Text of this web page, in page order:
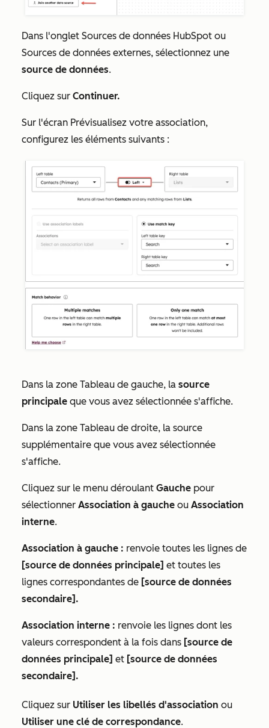
Dans l'onglet Sources de données HubSpot ou
Sources de données externes, sélectionnez une
source de données.
Cliquez sur Continuer.
Sur l'écran Prévisualisez votre association,
configurez les éléments suivants :
Dans la zone Tableau de gauche, la source
principale que vous avez sélectionnée s'affiche.
Dans la zone Tableau de droite, la source
supplémentaire que vous avez sélectionnée
s'affiche.
Cliquez sur le menu déroulant Gauche pour
sélectionner Association à gauche ou Association
interne.
Association à gauche : renvoie toutes les lignes de
[source de données principale] et toutes les
lignes correspondantes de [source de données
secondaire].
Association interne : renvoie les lignes dont les
valeurs correspondent à la fois dans [source de
données principale] et [source de données
secondaire].
Cliquez sur Utiliser les libellés d'association ou
Utiliser une clé de correspondance.